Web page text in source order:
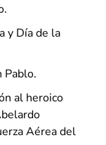
y Día de la
Pablo.
al heroico
Aérea del